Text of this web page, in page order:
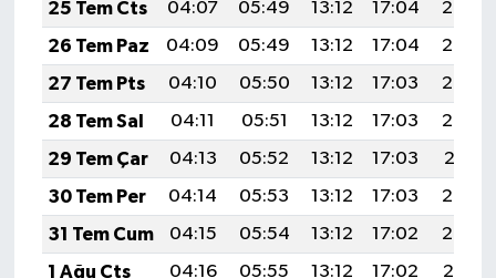
25 Tem Cts
04:07 05:49 13:12 17:04
20:25
26 Tem Paz
04:09 05:49 13:12 17:04
20:24
27 Tem Pts
04:10 05:50 13:12 17:03
20:23
28 Tem Sal
04:11 05:51 13:12 17:03
20:22
29 Tem Çar
04:13 05:52 13:12 17:03
20:21
30 Tem Per
04:14 05:53 13:12 17:03
20:20
31 Tem Cum
04:15 05:54 13:12 17:02
20:20
1 Ağu Cts
04:16 05:55 13:12 17:02
20:19